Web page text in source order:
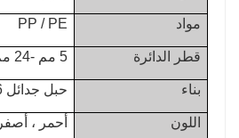
مواد PP / PE
قطر الدائرة 5 مم -24 مم
بناء حبل جدائل 8/16 معالج بالأشعة فوق البنفسجية
اللون أحمر ،